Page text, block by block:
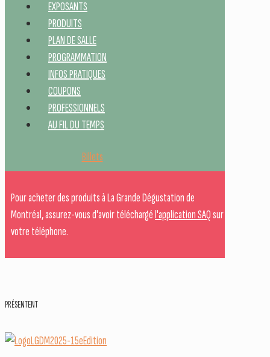
EXPOSANTS
PRODUITS
PLAN DE SALLE
PROGRAMMATION
INFOS PRATIQUES
COUPONS
PROFESSIONNELS
AU FIL DU TEMPS
Billets
Pour acheter des produits à La Grande Dégustation de
Montréal, assurez-vous d'avoir téléchargél'application SAQsur
votre téléphone.
PRÉSENTENT